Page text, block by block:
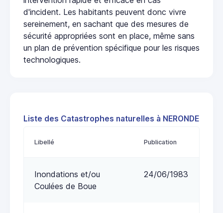
d'incident. Les habitants peuvent donc vivre
sereinement, en sachant que des mesures de
sécurité appropriées sont en place, même sans
un plan de prévention spécifique pour les risques
technologiques.
Liste des Catastrophes naturelles à NERONDE
Libellé Publication
Inondations et/ou
Coulées de Boue
24/06/1983